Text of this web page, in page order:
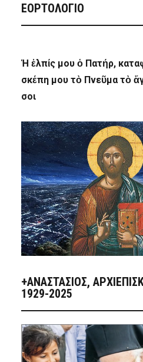
ΕΟΡΤΟΛΟΓΙΟ
Ἡ ἐλπίς μου ὁ Πατήρ,
σκέπη μου τὸ Πνεῦμα τὸ
σοι
+ΑΝΑΣΤΆΣΙΟΣ,
1929-2025